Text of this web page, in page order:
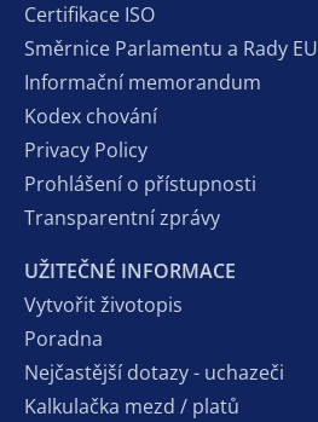
Certifikace ISO
Směrnice Parlamentu a Rady EU
Informační memorandum
Kodex chování
Privacy Policy
Prohlášení o přístupnosti
Transparentní zprávy
UŽITEČNÉ INFORMACE
Vytvořit životopis
Poradna
Nejčastější dotazy - uchazeči
Kalkulačka mezd / platů